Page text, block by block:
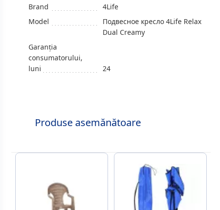
Brand
4Life
Model
Подвесное кресло 4Life Relax
Dual Creamy
Garanția
consumatorului,
luni
24
Produse asemănătoare